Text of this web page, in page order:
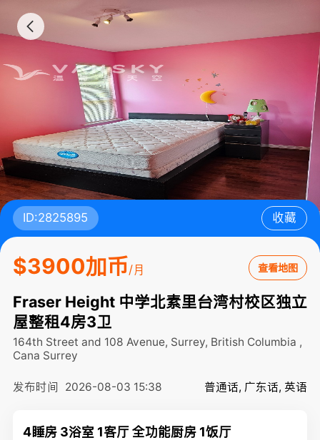
ID:2825895 收藏
$3900加币/月 查看地图
Fraser Height 中学北素里台湾村校区独立
屋整租4房3卫
164th Street and 108 Avenue, Surrey, British Columbia ,
Cana Surrey
发布时间 2026-08-03 15:38 普通话, 广东话, 英语
4睡房 3浴室 1客厅 全功能厨房 1饭厅